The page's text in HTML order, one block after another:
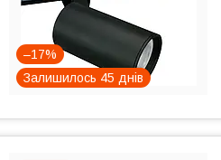
–17%
Залишилось 45 днів